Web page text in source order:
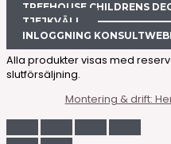
TREEHOUSE CHILDRENS
TJEJKVÄLL
INLOGGNING
Alla produkter visas med
slutförsäljning.
Montering & drift: